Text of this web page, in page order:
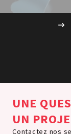
UNE
UN
Contactez nos